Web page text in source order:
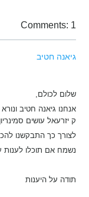
Comments: 1
גיאנה חטיב
שלום לכולם,
אנחנו גיאנה חטיב
ק יזרעאל עושים
לצורך כך התבקשנו
נשמח אם תוכלו לענות
תודה על היענות